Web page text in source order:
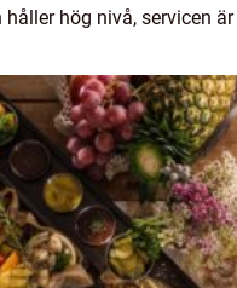
håller hög nivå, servicen
har vuxit fram som ett